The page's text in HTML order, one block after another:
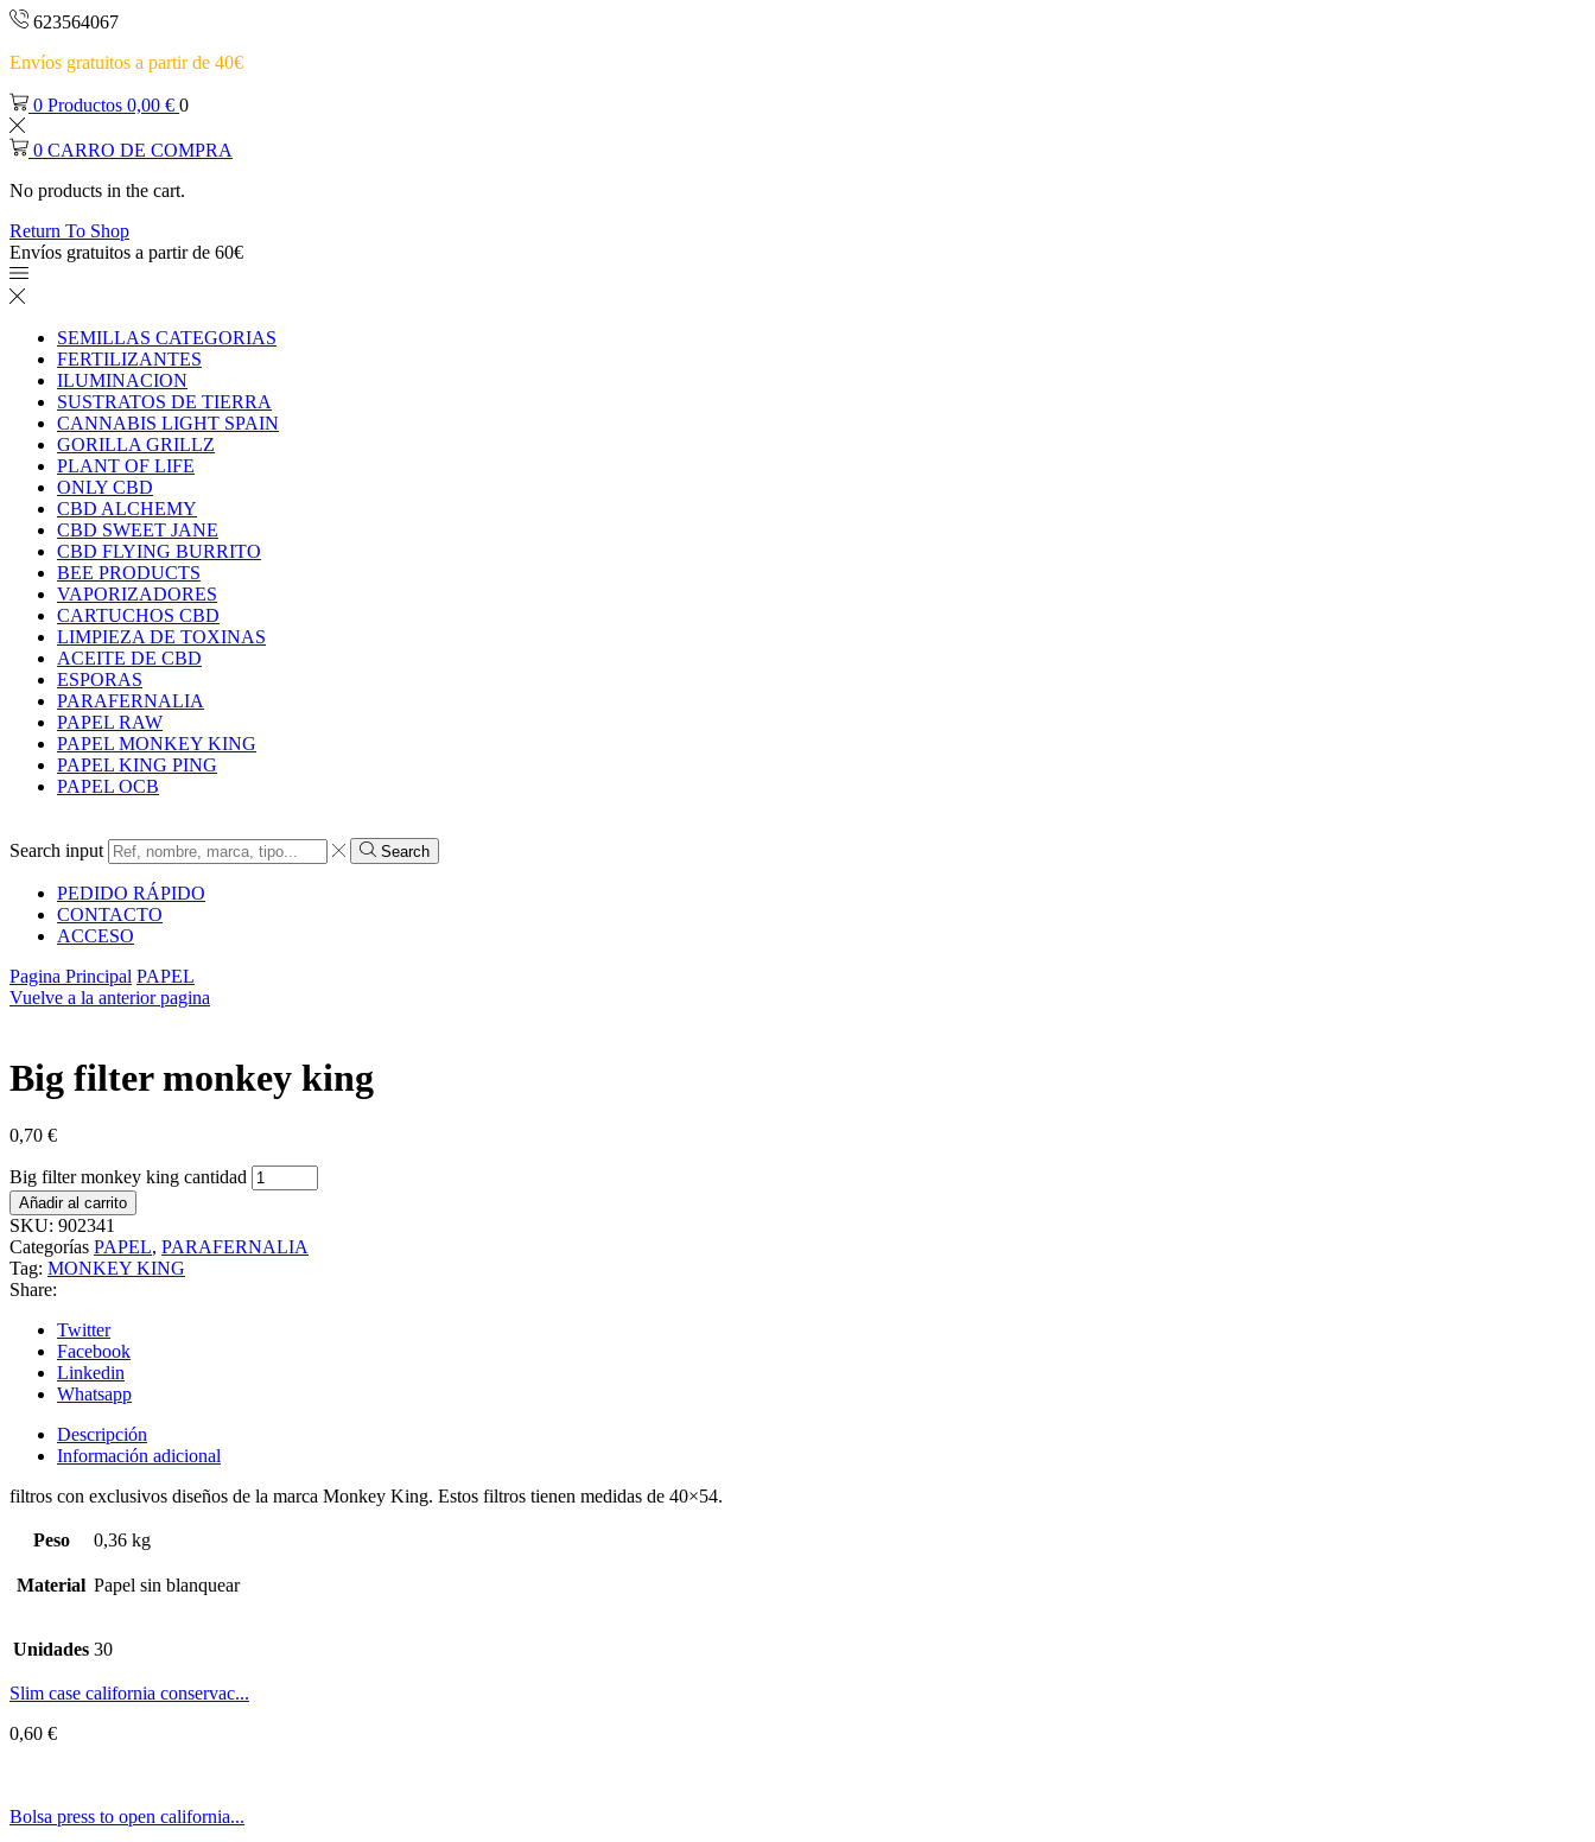
623564067
Envíos gratuitos a partir de 40€
0 Productos 0,00 € 0
0 CARRO DE COMPRA
No products in the cart.
Return To Shop
Envíos gratuitos a partir de 60€
SEMILLAS CATEGORIAS
FERTILIZANTES
ILUMINACION
SUSTRATOS DE TIERRA
CANNABIS LIGHT SPAIN
GORILLA GRILLZ
PLANT OF LIFE
ONLY CBD
CBD ALCHEMY
CBD SWEET JANE
CBD FLYING BURRITO
BEE PRODUCTS
VAPORIZADORES
CARTUCHOS CBD
LIMPIEZA DE TOXINAS
ACEITE DE CBD
ESPORAS
PARAFERNALIA
PAPEL RAW
PAPEL MONKEY KING
PAPEL KING PING
PAPEL OCB
Search input Search
PEDIDO RÁPIDO
CONTACTO
ACCESO
Pagina Principal PAPEL
Vuelve a la anterior pagina
Big filter monkey king
0,70 €
Big filter monkey king cantidad
Añadir al carrito
SKU: 902341
Categorías PAPEL, PARAFERNALIA
Tag: MONKEY KING
Share:
Twitter
Facebook
Linkedin
Whatsapp
Descripción
Información adicional
filtros con exclusivos diseños de la marca Monkey King. Estos filtros tienen medidas de 40×54.
Peso 0,36 kg
Material Papel sin blanquear
Unidades 30
Slim case california conservac...
0,60 €
Bolsa press to open california...